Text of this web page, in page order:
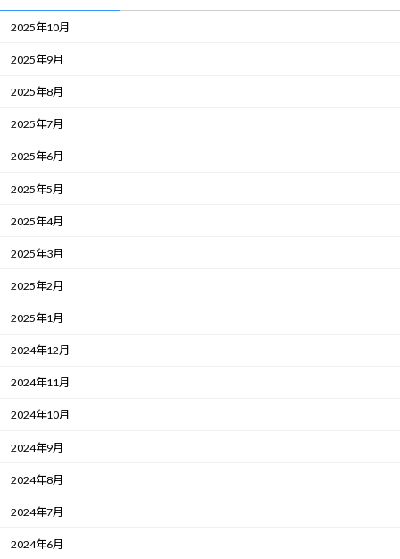
2025年10月
2025年9月
2025年8月
2025年7月
2025年6月
2025年5月
2025年4月
2025年3月
2025年2月
2025年1月
2024年12月
2024年11月
2024年10月
2024年9月
2024年8月
2024年7月
2024年6月